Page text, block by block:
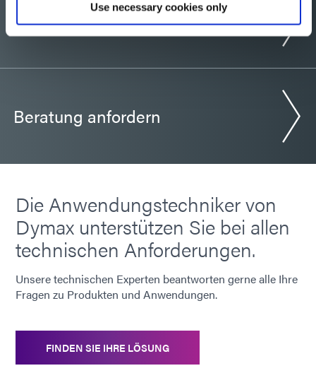
Use necessary cookies only
Möchten Sie eine Probe?
Beratung anfordern
Die Anwendungstechniker von
Dymax unterstützen Sie bei allen
technischen Anforderungen.
Unsere technischen Experten beantworten gerne alle Ihre
Fragen zu Produkten und Anwendungen.
FINDEN SIE IHRE LÖSUNG